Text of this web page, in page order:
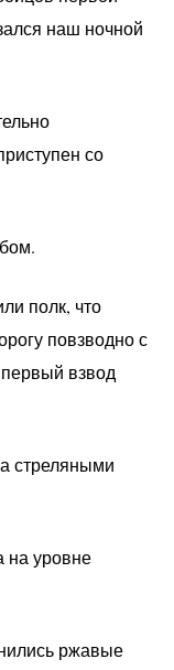
наш ночной
со
полк, что
повзводно с
взвод
стреляными
на уровне
ржавые